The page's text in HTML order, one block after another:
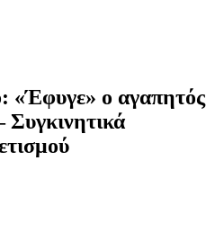
«Έφυγε» ο αγαπητός